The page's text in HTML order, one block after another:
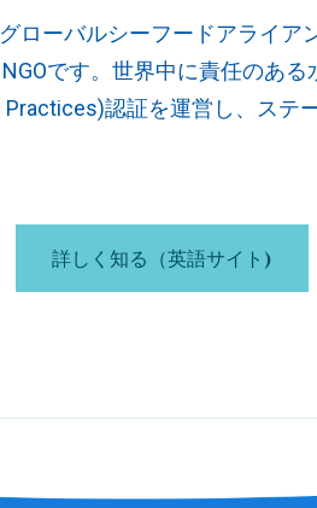
グローバルシーフードアライア
NGOです。世界中に責任のあ
Practices)認証を運営し、ステ
詳しく知る（英語サイト)